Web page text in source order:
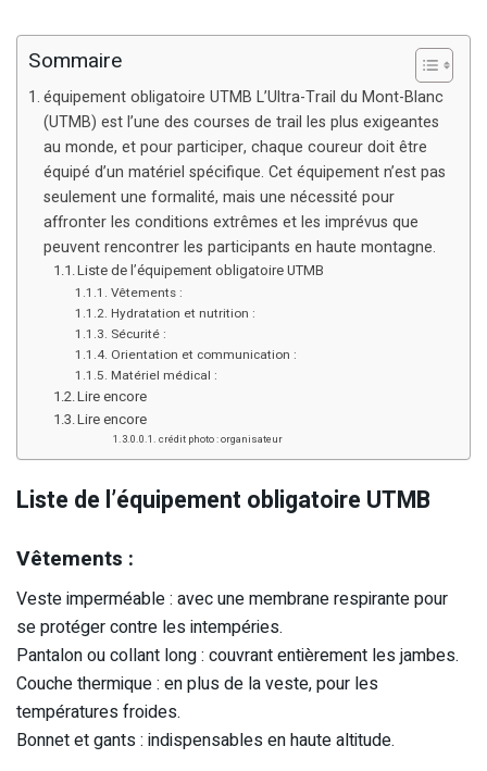
Sommaire
équipement obligatoire UTMB L’Ultra-Trail du Mont-Blanc
(UTMB) est l’une des courses de trail les plus exigeantes
au monde, et pour participer, chaque coureur doit être
équipé d’un matériel spécifique. Cet équipement n’est pas
seulement une formalité, mais une nécessité pour
affronter les conditions extrêmes et les imprévus que
peuvent rencontrer les participants en haute montagne.
Liste de l’équipement obligatoire UTMB
Vêtements :
Hydratation et nutrition :
Sécurité :
Orientation et communication :
Matériel médical :
Lire encore
Lire encore
crédit photo : organisateur
Liste de l’équipement obligatoire UTMB
Vêtements :
Veste imperméable : avec une membrane respirante pour
se protéger contre les intempéries.
Pantalon ou collant long : couvrant entièrement les jambes.
Couche thermique : en plus de la veste, pour les
températures froides.
Bonnet et gants : indispensables en haute altitude.